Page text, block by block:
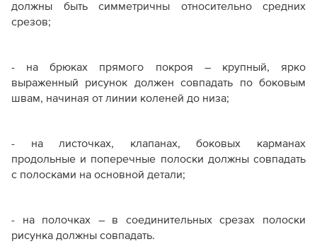
должны быть симметричны относительно средних
срезов;
- на брюках прямого покроя – крупный, ярко
выраженный рисунок должен совпадать по боковым
швам, начиная от линии коленей до низа;
- на листочках, клапанах, боковых карманах
продольные и поперечные полоски должны совпадать
с полосками на основной детали;
- на полочках – в соединительных срезах полоски
рисунка должны совпадать.